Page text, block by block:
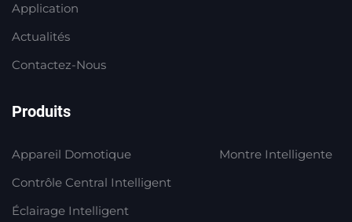
Application
Actualités
Contactez-Nous
Produits
Appareil Domotique
Contrôle Central Intelligent
Éclairage Intelligent
Montre Intelligente